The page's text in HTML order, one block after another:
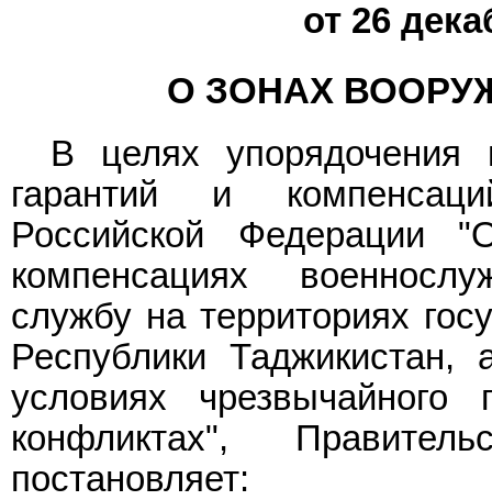
от 26
О ЗОНАХ
В целях упорядочения
гарантий и
Российской Федерации
компенсациях
службу на территориях
Республики
условиях
конфликтах",
постановляет: